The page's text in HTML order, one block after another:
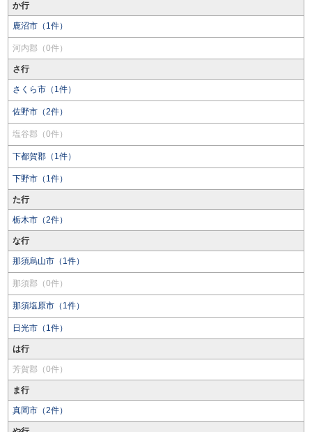
か行
鹿沼市（1件）
河内郡（0件）
さ行
さくら市（1件）
佐野市（2件）
塩谷郡（0件）
下都賀郡（1件）
下野市（1件）
た行
栃木市（2件）
な行
那須烏山市（1件）
那須郡（0件）
那須塩原市（1件）
日光市（1件）
は行
芳賀郡（0件）
ま行
真岡市（2件）